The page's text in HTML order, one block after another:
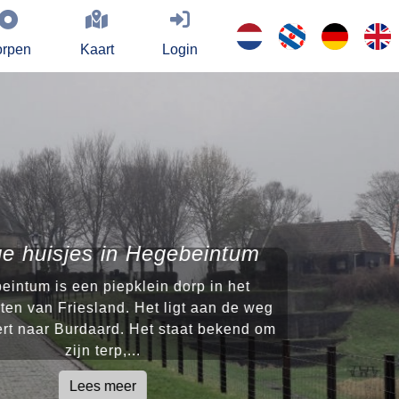
Kaart Login
huisjes in Hegebeintum
is een piepklein dorp in het
van Friesland. Het ligt aan de weg
naar Burdaard. Het staat bekend om
zijn terp,...
Lees meer